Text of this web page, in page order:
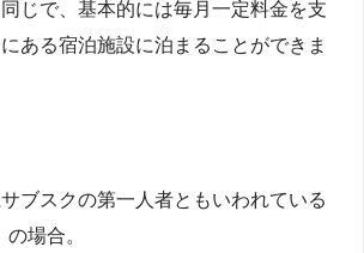
じで、基本的には毎月一定料金を支
ある宿泊施設に泊まることができま
ブスクの第一人者ともいわれている
の場合。